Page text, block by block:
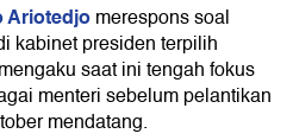
Ariotedjomerespons soal
kabinet presiden terpilih
saat ini tengah fokus
menteri sebelum pelantikan
mendatang.